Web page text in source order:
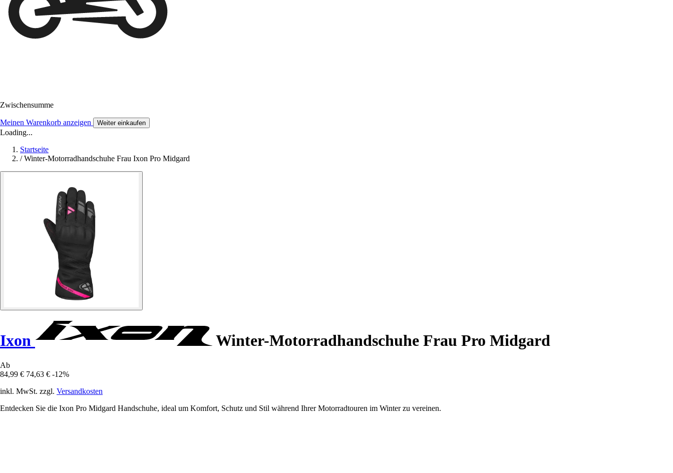
Zwischensumme
Meinen Warenkorb anzeigen Weiter einkaufen
Loading...
Startseite
/ Winter-Motorradhandschuhe Frau Ixon Pro Midgard
Ixon Winter-Motorradhandschuhe Frau Pro Midgard
Ab
84,99 € 74,63 € -12%
inkl. MwSt. zzgl. Versandkosten
Entdecken Sie die Ixon Pro Midgard Handschuhe, ideal um Komfort, Schutz und Stil während Ihrer Motorradtouren im Winter zu vereinen.